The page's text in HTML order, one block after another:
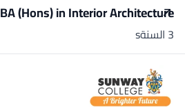
BA (Hons) in Interior Architecture
3 السنةs